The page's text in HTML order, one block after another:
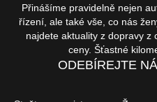
Přinášíme pravidelně nejen
řízení, ale také vše, co nás
najdete aktuality z dopravy z
ceny. Šťastné
ODEBÍREJTE